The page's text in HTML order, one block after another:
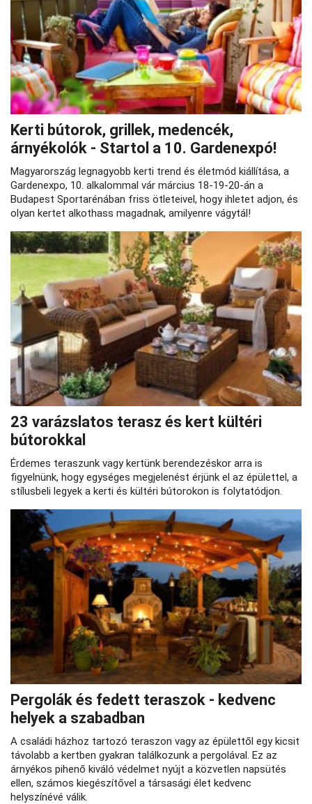
Kerti bútorok, grillek, medencék,
árnyékolók - Startol a 10. Gardenexpó!
Magyarország legnagyobb kerti trend és életmód kiállítása, a
Gardenexpo, 10. alkalommal vár március 18-19-20-án a
Budapest Sportarénában friss ötleteivel, hogy ihletet adjon, és
olyan kertet alkothass magadnak, amilyenre vágytál!
23 varázslatos terasz és kert kültéri
bútorokkal
Érdemes teraszunk vagy kertünk berendezéskor arra is
figyelnünk, hogy egységes megjelenést érjünk el az épülettel, a
stílusbeli legyek a kerti és kültéri bútorokon is folytatódjon.
Pergolák és fedett teraszok - kedvenc
helyek a szabadban
A családi házhoz tartozó teraszon vagy az épülettől egy kicsit
távolabb a kertben gyakran találkozunk a pergolával. Ez az
árnyékos pihenő kiváló védelmet nyújt a közvetlen napsütés
ellen, számos kiegészítővel a társasági élet kedvenc
helyszínévé válik.